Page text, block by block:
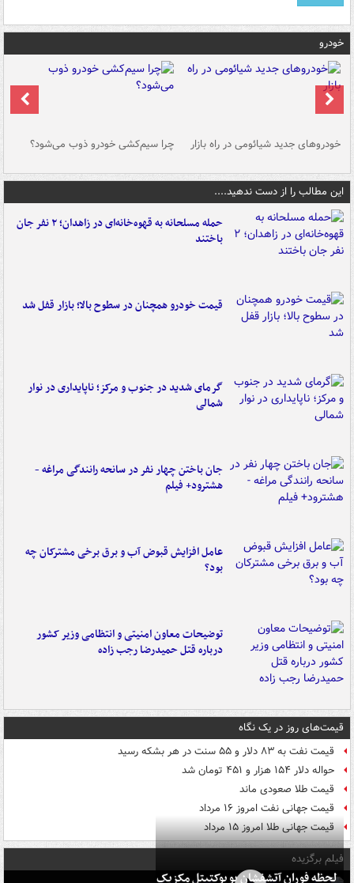
خودرو
خودروهای جدید شیائومی در راه بازار چرا سیم‌کشی خودرو ذوب می‌شود؟
این مطالب را از دست ندهید....
حمله مسلحانه به قهوه‌خانه‌ای در زاهدان؛ ۲ نفر جان
باختند
قیمت خودرو همچنان در سطوح بالا؛ بازار قفل شد
گرمای شدید در جنوب و مرکز؛ ناپایداری در نوار
شمالی
جان باختن چهار نفر در سانحه رانندگی مراغه -
هشترود+ فیلم
عامل افزایش قبوض آب و برق برخی مشترکان چه
بود؟
توضیحات معاون امنیتی و انتظامی وزیر کشور
درباره قتل حمیدرضا رجب زاده
قیمت‌های روز در یک نگاه
قیمت نفت به ۸۳ دلار و ۵۵ سنت در هر بشکه رسید
حواله دلار ۱۵۴ هزار و ۴۵۱ تومان شد
قیمت طلا صعودی ماند
قیمت جهانی نفت امروز ۱۶ مرداد
قیمت جهانی طلا امروز ۱۵ مرداد
فیلم برگزیده
لحظه فوران آتشفشان پوپوکتپتل مکزیک